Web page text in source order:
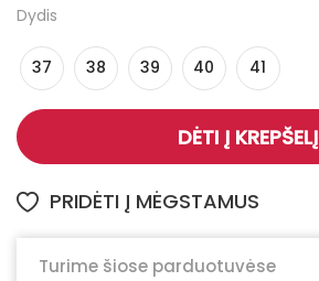
Dydis
37 38 39 40 41
DĖTI Į KREPŠELĮ
PRIDĖTI Į MĖGSTAMUS
Turime šiose parduotuvėse